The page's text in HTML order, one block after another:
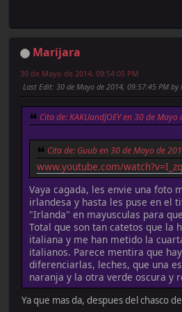
Marijara
30 de Mayo de 2014, 09:54:05 PM
Last Edit: 30 de Mayo de 2014, 09:57:45 PM
Cita de: KAKUandJOEY en 30 de
Cita de: Guub en 30 de Mayo de
www.youtube.com/
Vaya cagada, les envie una foto
irlandesa y hasta les puse en el
"Irlanda" en mayusculas para
Total que son tan catetos que la
italiana y me han metido la
italianos. Parece mentira que
diferenciarlas, leches, que una
naranja y la otra verde oscura y
Ya que mas da, despues del chasco